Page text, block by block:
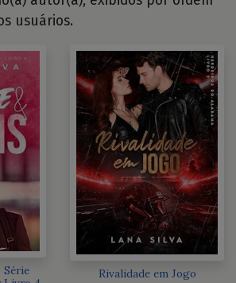
usuários.
Série
Rivalidade em Jogo